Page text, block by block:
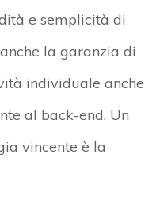
e semplicità di
la garanzia di
individuale anche
al back-end. Un
vincente è la